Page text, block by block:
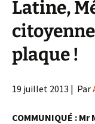
Latine,
plaque !
19 juillet 2013 | Par
COMMUNIQUÉ :